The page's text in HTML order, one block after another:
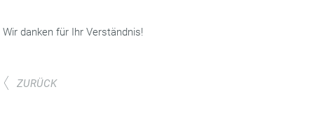
Wir danken für Ihr Verständnis!
ZURÜCK